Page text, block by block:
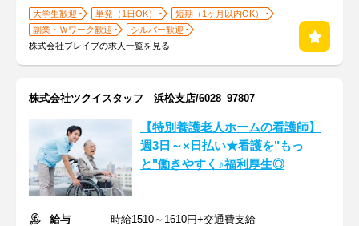
大学生歓迎 単発（1日OK）
短期（1ヶ月以内OK）
副業・Ｗワーク歓迎
シルバー歓迎
株式会社ブレイブの求人一覧を見る
株式会社ツクイスタッフ 浜松支店/6028_97807
【特別養護老人ホームの看護師】
週3日～×日払い★看護を"もっ
と"働きやすく♪福利厚生◎
給与
時給1510～1610円+交通費支給